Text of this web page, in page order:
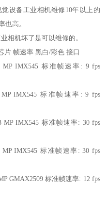
设备工业相机维修10年以上的
也高。
相机坏了是可以维修的。
片 帧速率 黑白/彩色 接口
MP IMX545 标准帧速率: 9 fps
MP IMX545 标准帧速率: 9 fps
MP IMX545 标准帧速率: 30 fps
MP IMX545 标准帧速率: 30 fps
GMAX2509 标准帧速率: 12 fps